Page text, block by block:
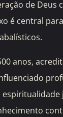
de Deus
é central
anos,
espiritualidade